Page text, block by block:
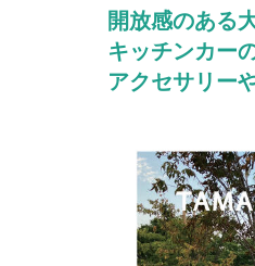
開放感のある
キッチンカー
アクセサリー